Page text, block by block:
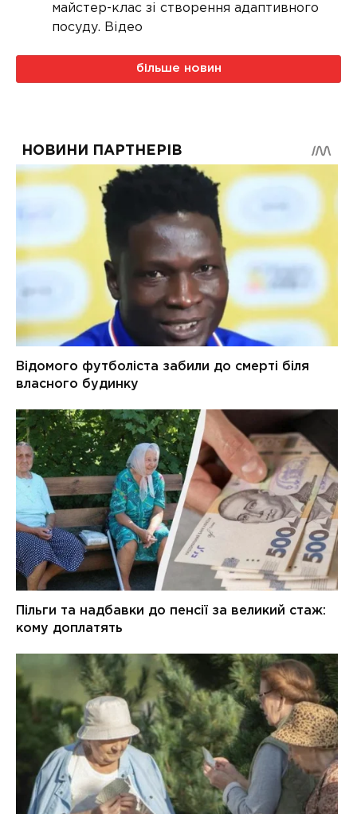
майстер-клас зі створення адаптивного
посуду. Відео
більше новин